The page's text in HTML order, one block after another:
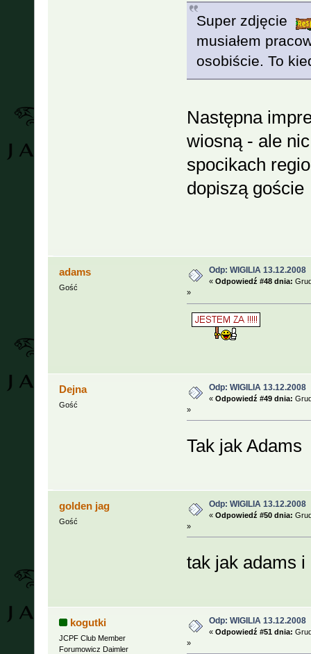
Super zdjęcie
musiałem
osobiście. To
Następna
wiosną - ale
spocikach
dopiszą
adams
Gość
Odp: WIGILIA 13.12.2008
« Odpowiedź #48 dnia:
»
Dejna
Gość
Odp: WIGILIA 13.12.2008
« Odpowiedź #49 dnia:
»
Tak jak Adams
golden jag
Gość
Odp: WIGILIA 13.12.2008
« Odpowiedź #50 dnia:
»
tak jak adams
kogutki
JCPF Club Member
Forumowicz Daimler
Odp: WIGILIA 13.12.2008
« Odpowiedź #51 dnia:
»